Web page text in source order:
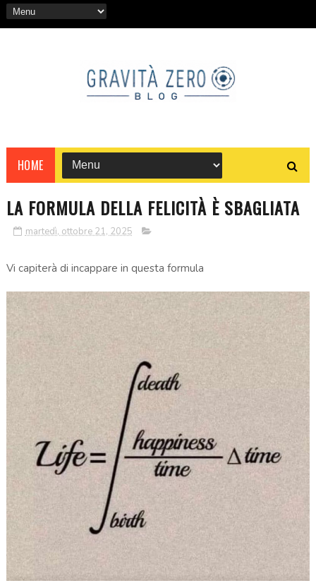
HOME
LA FORMULA DELLA FELICITÀ È SBAGLIATA
martedì, ottobre 21, 2025
Vi capiterà di incappare in questa formula